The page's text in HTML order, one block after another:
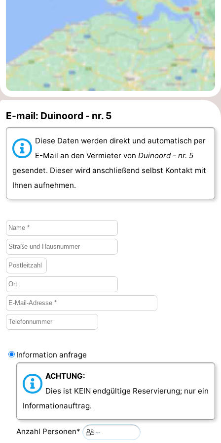
Adressen
Zeeland
Schouwen-
Renesse
-
Brouwershaven
Bruinisse
Zierikzee
-
Oosterschelde
Burgh
Haamstede
-
Natur
Kop
van
Schouwen
Walcheren
-
Veere
-
Natur
Oranjezon
-
Oostkapelle
-
Natur
Mantelingen
Domburg
Westkapelle
E-mail: Duinoord - nr. 5
Diese Daten werden direkt und automatisch per
E-Mail an den Vermieter von Duinoord - nr. 5
gesendet. Dieser wird anschließend selbst Kontakt mit
Ihnen aufnehmen.
Information anfrage
ACHTUNG:
Dies ist KEIN endgültige Reservierung; nur ein
Informationauftrag.
Anzahl Personen*